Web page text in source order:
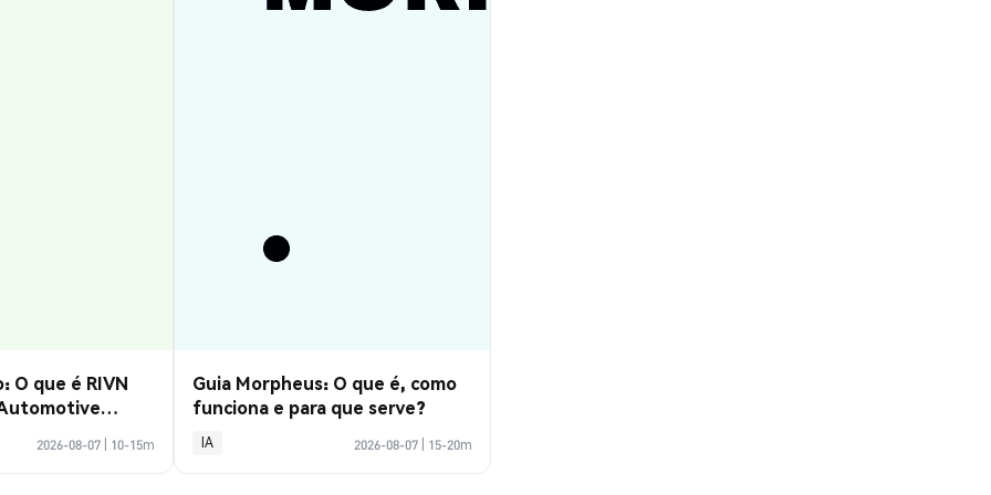
O que é RIVN
2026-08-07 10-15m
Guia Morpheus: O que é, como
funciona e para que serve?
IA 2026-08-07 15-20m